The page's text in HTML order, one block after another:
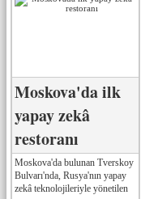
Moskova'da ilk
yapay zekâ
restoranı
Moskova'da bulunan Tverskoy
Bulvarı'nda, Rusya'nın yapay
zekâ teknolojileriyle yönetilen